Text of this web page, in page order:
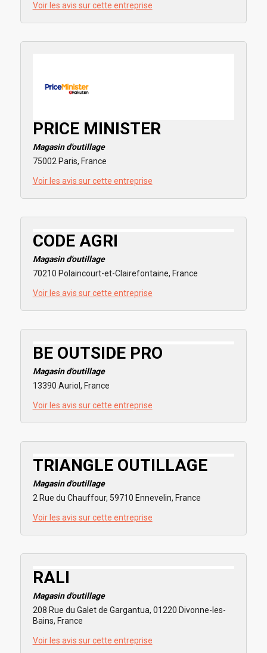
Voir les avis sur cette entreprise
PRICE MINISTER
Magasin d'outillage
75002 Paris, France
Voir les avis sur cette entreprise
CODE AGRI
Magasin d'outillage
70210 Polaincourt-et-Clairefontaine, France
Voir les avis sur cette entreprise
BE OUTSIDE PRO
Magasin d'outillage
13390 Auriol, France
Voir les avis sur cette entreprise
TRIANGLE OUTILLAGE
Magasin d'outillage
2 Rue du Chauffour, 59710 Ennevelin, France
Voir les avis sur cette entreprise
RALI
Magasin d'outillage
208 Rue du Galet de Gargantua, 01220 Divonne-les-
Bains, France
Voir les avis sur cette entreprise